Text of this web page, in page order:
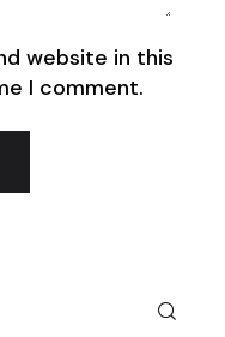
website in this
I comment.